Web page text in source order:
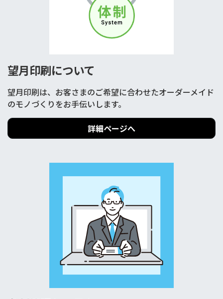
望月印刷について
望月印刷は、お客さまのご希望に合わせたオーダーメイド
のモノづくりをお手伝いします。
詳細ページへ